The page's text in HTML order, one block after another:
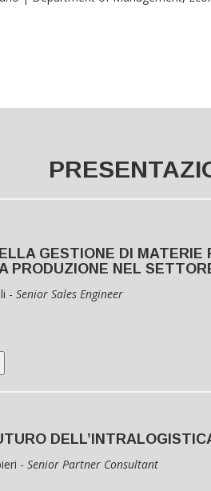
GESTIONE DI MATERIE
PRODUZIONE NEL
- Senior Sales Engineer
- Senior Partner Consultant